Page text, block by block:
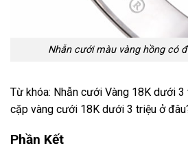
Nhẫn cưới màu vàng hồng có
Từ khóa: Nhẫn cưới Vàng 18K dưới 3
cặp vàng cưới 18K dưới 3 triệu ở
Phần Kết